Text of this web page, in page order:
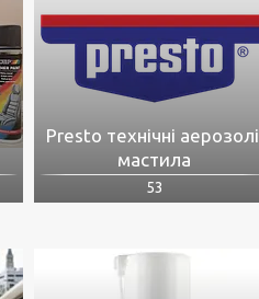
Presto технічні аерозолі,
мастила
53